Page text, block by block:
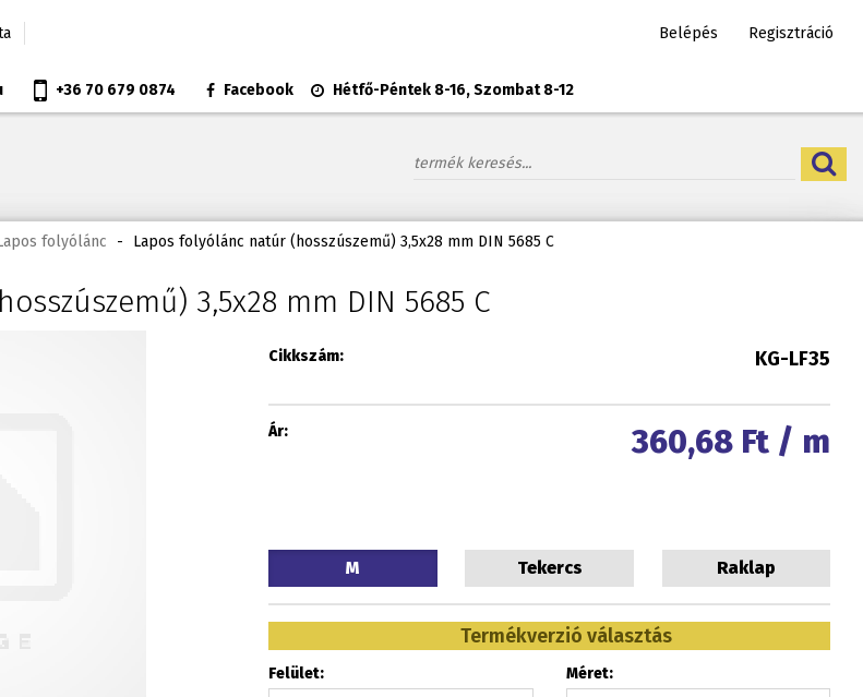
Belépés Regisztráció
+36 70 679 0874 Facebook Hétfő-Péntek 8-16, Szombat 8-12
folyólánc - Lapos folyólánc natúr (hosszúszemű) 3,5x28 mm DIN 5685 C
3,5x28 mm DIN 5685 C
Cikkszám: KG-LF35
Ár: 360,68 Ft / m
M Tekercs Raklap
Termékverzió választás
Felület: Méret: